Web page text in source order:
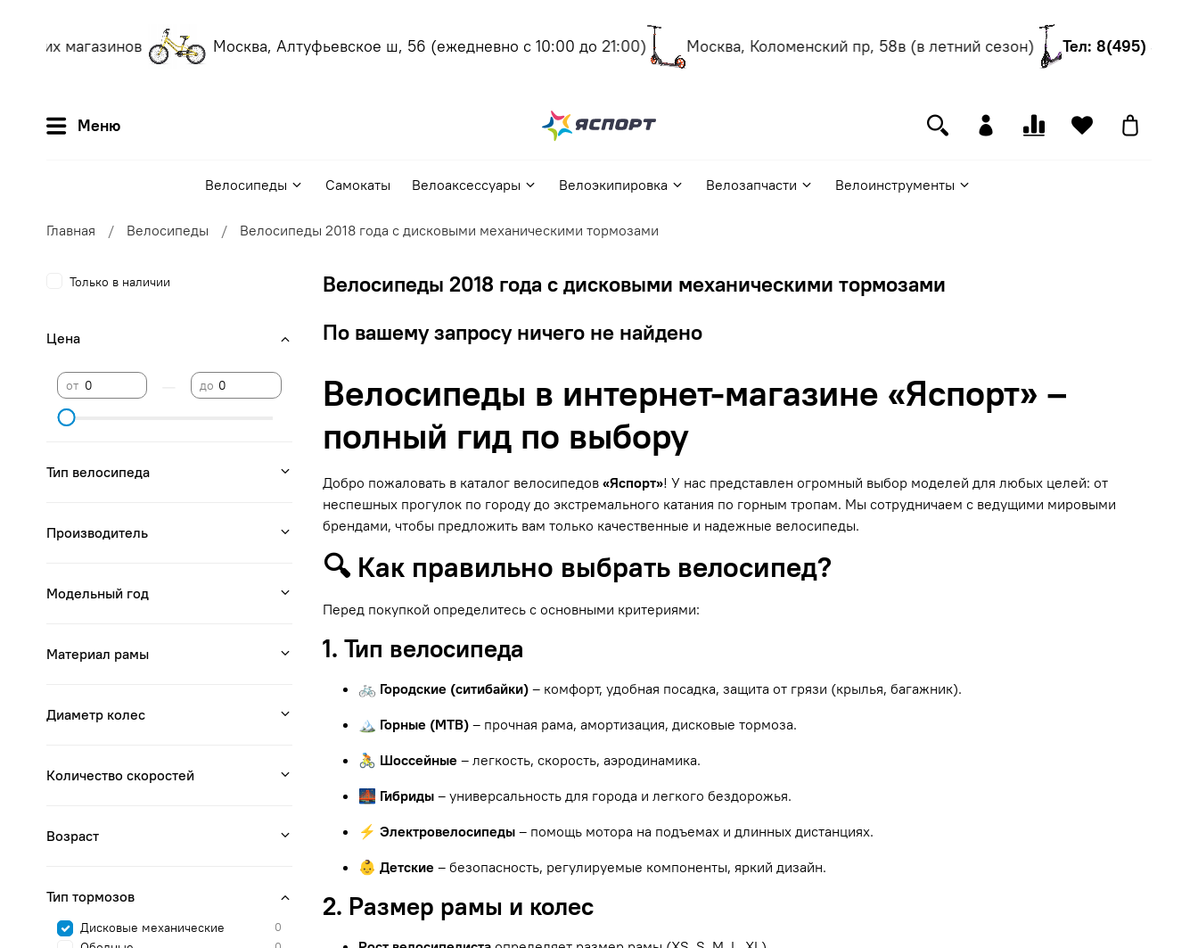
магазинов Москва, Алтуфьевское ш, 56(ежедневно с 10:00 до 21:00) Москва, Коломенский пр, 58в (в летний сезон) Тел: 8(495) 540-
Меню
Велосипеды Самокаты Велоаксессуары Велоэкипировка Велозапчасти Велоинструменты
Главная Велосипеды Велосипеды 2018 года с дисковыми механическими тормозами
Велосипеды 2018 года с дисковыми механическими тормозами
По вашему запросу ничего не найдено
Велосипеды в интернет-магазине «Яспорт» –
полный гид по выбору
Добро пожаловать в каталог велосипедов «Яспорт»! У нас представлен огромный выбор моделей для любых целей: от
неспешных прогулок по городу до экстремального катания по горным тропам. Мы сотрудничаем с ведущими мировыми
брендами, чтобы предложить вам только качественные и надежные велосипеды.
🔍 Как правильно выбрать велосипед?
Перед покупкой определитесь с основными критериями:
1. Тип велосипеда
🚲 Городские (ситибайки) – комфорт, удобная посадка, защита от грязи (крылья, багажник).
🏔 Горные (MTB) – прочная рама, амортизация, дисковые тормоза.
🚴 Шоссейные – легкость, скорость, аэродинамика.
🌉 Гибриды – универсальность для города и легкого бездорожья.
⚡ Электровелосипеды – помощь мотора на подъемах и длинных дистанциях.
👶 Детские – безопасность, регулируемые компоненты, яркий дизайн.
2. Размер рамы и колес
Только в наличии
Цена
от до
Тип велосипеда
Производитель
Модельный год
Материал рамы
Диаметр колес
Количество скоростей
Возраст
Тип тормозов
Дисковые механические 0